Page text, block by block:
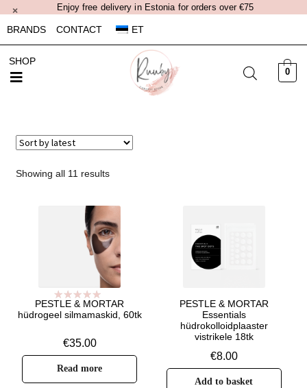
Enjoy free delivery in Estonia for orders over €75
×
BRANDS
CONTACT ET
SHOP
0
Showing all 11 results
PESTLE & MORTAR
hüdrogeel silmamaskid, 60tk
Rated5.00
out of 5
€35.00
Read more
PESTLE & MORTAR
Essentials
hüdrokolloidplaaster
vistrikele 18tk
€8.00
Add to basket